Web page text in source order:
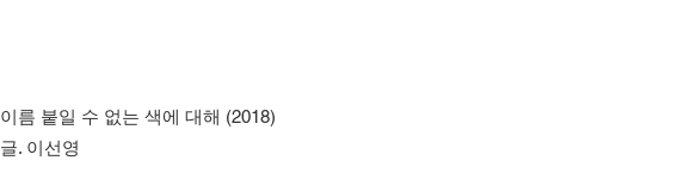
이름 붙일 수 없는 색에 대해 (2018)
​글. 이선영